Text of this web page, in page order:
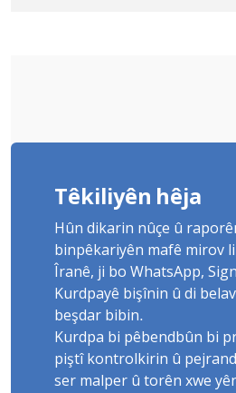
Têkiliyên hêja
Hûn dikarin nûçe û
binpêkariyên mafê mirov
Îranê, ji bo WhatsApp,
Kurdpayê bişînin û di
beşdar bibin.
Kurdpa bi pêbendbûn bi
piştî kontrolkirin û
ser malper û torên xwe